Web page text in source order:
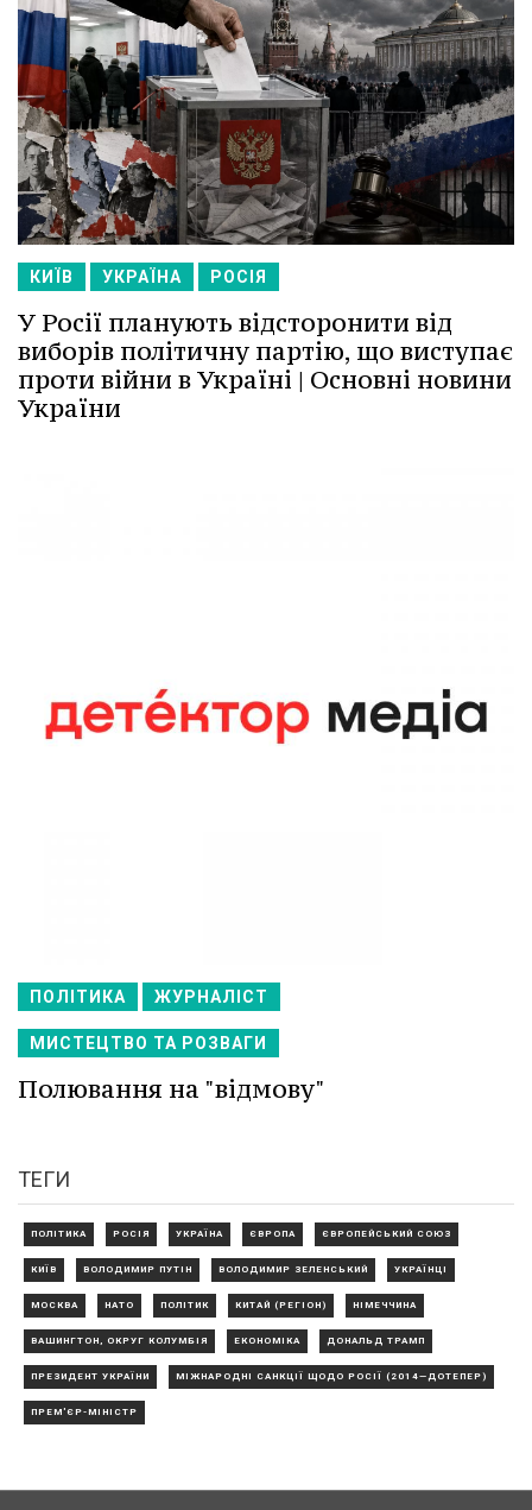
КИЇВ УКРАЇНА РОСІЯ
У Росії планують відсторонити від
виборів політичну партію, що виступає
проти війни в Україні | Основні новини
України
ПОЛІТИКА ЖУРНАЛІСТ
МИСТЕЦТВО ТА РОЗВАГИ
Полювання на "відмову"
ТЕГИ
ПОЛІТИКА РОСІЯ УКРАЇНА ЄВРОПА ЄВРОПЕЙСЬКИЙ СОЮЗ
КИЇВ ВОЛОДИМИР ПУТІН ВОЛОДИМИР ЗЕЛЕНСЬКИЙ УКРАЇНЦІ
МОСКВА НАТО ПОЛІТИК КИТАЙ (РЕГІОН) НІМЕЧЧИНА
ВАШИНГТОН, ОКРУГ КОЛУМБІЯ ЕКОНОМІКА ДОНАЛЬД ТРАМП
ПРЕЗИДЕНТ УКРАЇНИ МІЖНАРОДНІ САНКЦІЇ ЩОДО РОСІЇ (2014—ДОТЕПЕР)
ПРЕМ'ЄР-МІНІСТР